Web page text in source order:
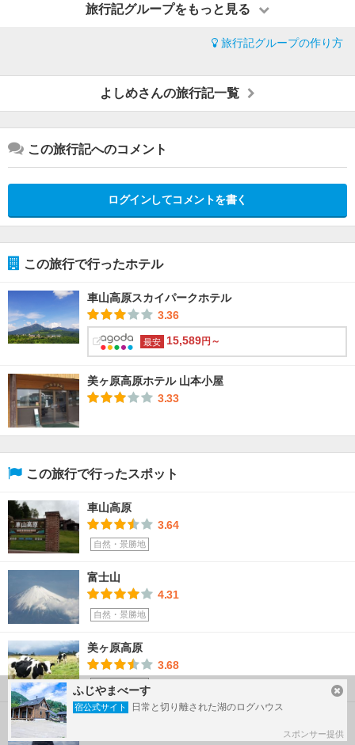
旅行記グループをもっと見る
旅行記グループの作り方
よしめさんの旅行記一覧
この旅行記へのコメント
ログインしてコメントを書く
この旅行で行ったホテル
車山高原スカイパークホテル
3.36
最安 15,589円～
美ヶ原高原ホテル 山本小屋
3.33
この旅行で行ったスポット
車山高原
3.64
自然・景勝地
富士山
4.31
自然・景勝地
美ヶ原高原
3.68
自然・景勝地
美しの塔
ふじやまべーす
宿公式サイト 日常と切り離された湖のログハウス
スポンサー提供